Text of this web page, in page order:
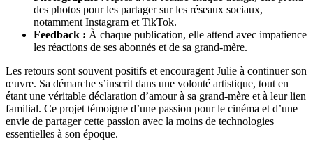
des photos pour les partager sur les réseaux sociaux,
notamment Instagram et TikTok.
Feedback : À chaque publication, elle attend avec impatience
les réactions de ses abonnés et de sa grand-mère.
Les retours sont souvent positifs et encouragent Julie à continuer son
œuvre. Sa démarche s’inscrit dans une volonté artistique, tout en
étant une véritable déclaration d’amour à sa grand-mère et à leur lien
familial. Ce projet témoigne d’une passion pour le cinéma et d’une
envie de partager cette passion avec la moins de technologies
essentielles à son époque.